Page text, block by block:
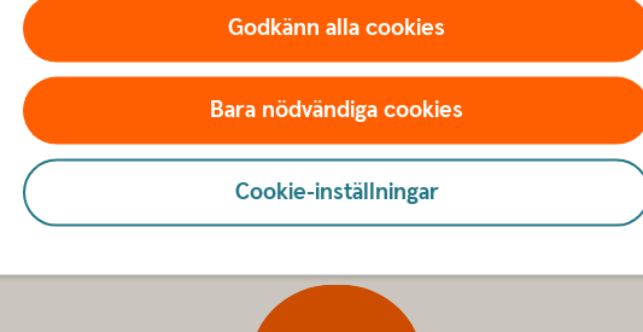
Det kan ge dig rätt till en förskottsutbetalning
om du skulle få en sjukdom eller skada med
inom ett år. Har livförskott utbetalats och du avlider
50 procent till förmånstagarna.
Godkänn alla cookies
Bara nödvändiga cookies
Cookie-inställningar